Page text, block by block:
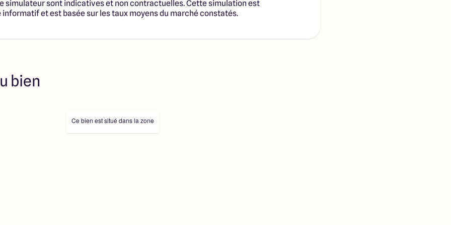
et taxes. Les
sont sélectionnées
en vue de construire une
soit des
sur la transaction et
simulateur sont indicatives et non contractuelles. Cette simulation est
et est basée sur les taux moyens du marché constatés.
bien
Ce bien est situé dans la zone